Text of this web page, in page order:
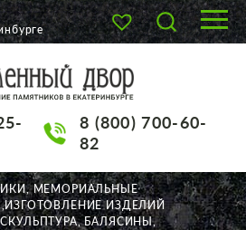
8 (800) 700-60-
82
МЕМОРИАЛЬНЫЕ
ИЗДЕЛИЙ
БАЛЯСИНЫ,